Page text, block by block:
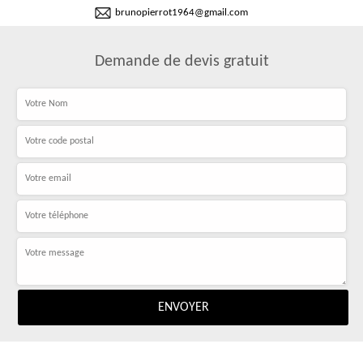
brunopierrot1964@gmail.com
Demande de devis gratuit